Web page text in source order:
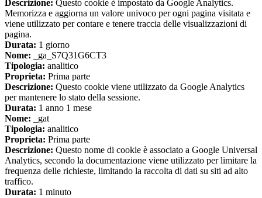
Descrizione: Questo cookie è impostato da Google Analytics.
Memorizza e aggiorna un valore univoco per ogni pagina visitata e
viene utilizzato per contare e tenere traccia delle visualizzazioni di
pagina.
Durata: 1 giorno
Nome: _ga_S7Q31G6CT3
Tipologia: analitico
Proprieta: Prima parte
Descrizione: Questo cookie viene utilizzato da Google Analytics
per mantenere lo stato della sessione.
Durata: 1 anno 1 mese
Nome: _gat
Tipologia: analitico
Proprieta: Prima parte
Descrizione: Questo nome di cookie è associato a Google Universal
Analytics, secondo la documentazione viene utilizzato per limitare la
frequenza delle richieste, limitando la raccolta di dati su siti ad alto
traffico.
Durata: 1 minuto